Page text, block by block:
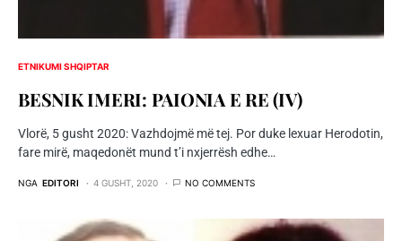
ETNIKUMI SHQIPTAR
BESNIK IMERI: PAIONIA E RE (IV)
Vlorë, 5 gusht 2020: Vazhdojmë më tej. Por duke lexuar Herodotin,
fare mirë, maqedonët mund t’i nxjerrësh edhe…
NGA EDITORI 4 GUSHT, 2020 NO COMMENTS